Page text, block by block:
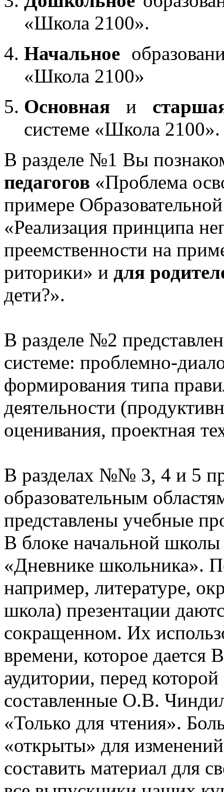
«Школа 2100».
Начальное
«Школа 2100»
Основная и
системе «Школа 2100».
В разделе №1 Вы
педагогов «Проблема
примере
«Реализация принципа
преемственности на
риторики» и для
дети?».
В разделе №2
системе: проблемно-
формирования типа
деятельности
оценивания, проектная
В разделах №№ 3, 4 и 5
образовательным
представлены учебные
В блоке начальной
«Дневнике школьника».
например, литературе,
школа) презентации
сокращенном. Их
времени, которое дается
аудитории, перед
составленные О.В.
«Только для чтения».
«открыты» для
составить материал для